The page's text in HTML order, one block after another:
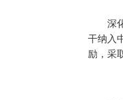
深化“
干纳入
励，采